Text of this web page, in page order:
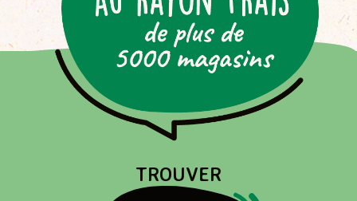
TROUVER
Passer
interactive